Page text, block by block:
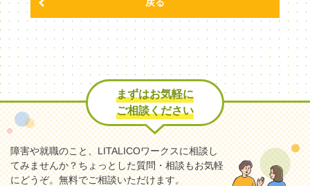
まずはお気軽に
ご相談ください
障害や就職のこと、LITALICOワークスに相談し
てみませんか？ちょっとした質問・相談もお気軽
にどうぞ。無料でご相談いただけます。